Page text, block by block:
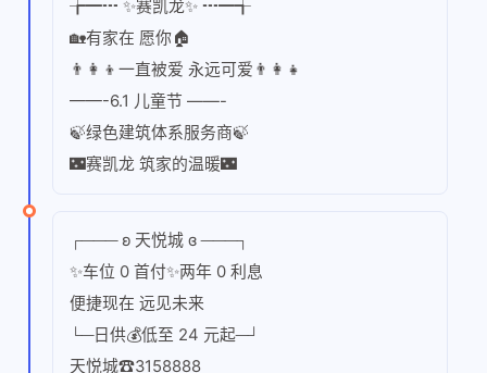
╆━┅ ✨赛凯龙✨ ┅━╅
🏡有家在 愿你🏠
👨‍👩‍👦一直被爱 永远可爱👨‍👩‍👧
——-6.1 儿童节 ——-
🍃绿色建筑体系服务商🍃
🌃赛凯龙 筑家的温暖🌃
┌─── ʚ 天悦城 ɞ ───┐
✨车位 0 首付✨两年 0 利息
便捷现在 远见未来
└─日供💰低至 24 元起─┘
天悦城☎3158888